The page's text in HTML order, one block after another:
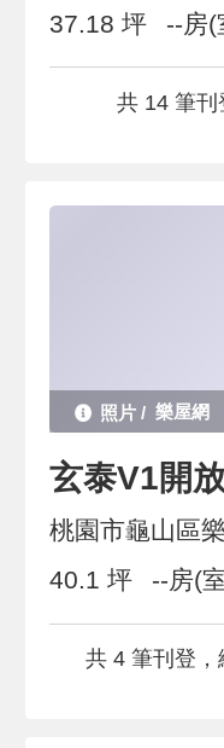
37.18 坪
--房(
共 14 筆刊
樂屋網
桃園市龜山區
40.1 坪
--房(
共 4 筆刊登，